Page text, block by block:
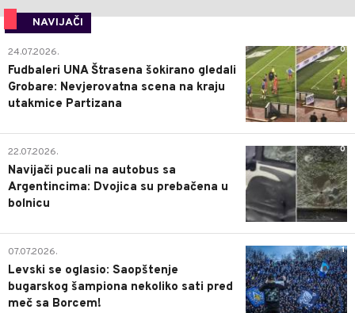
NAVIJAČI
0
24.07.2026.
Fudbaleri UNA Štrasena šokirano gledali
Grobare: Nevjerovatna scena na kraju
utakmice Partizana
0
22.07.2026.
Navijači pucali na autobus sa
Argentincima: Dvojica su prebačena u
bolnicu
1
07.07.2026.
Levski se oglasio: Saopštenje
bugarskog šampiona nekoliko sati pred
meč sa Borcem!